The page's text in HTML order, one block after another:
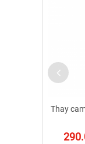
Thay